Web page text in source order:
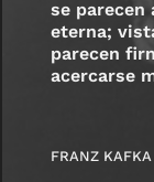
se parecen
eterna;
parecen
acercarse
FRANZ KAFKA